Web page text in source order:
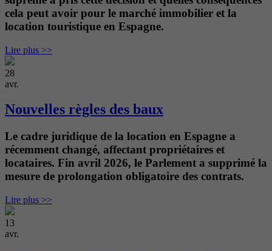
cela peut avoir pour le marché immobilier et la
location touristique en Espagne.
Lire plus >>
28
avr.
Nouvelles règles des baux
Le cadre juridique de la location en Espagne a
récemment changé, affectant propriétaires et
locataires. Fin avril 2026, le Parlement a supprimé la
mesure de prolongation obligatoire des contrats.
Lire plus >>
13
avr.